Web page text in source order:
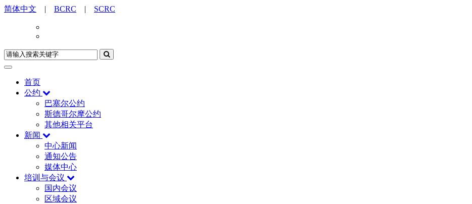
简体中文 | BCRC | SCRC
首页
公约
巴塞尔公约
斯德哥尔摩公约
其他相关平台
新闻
中心新闻
通知公告
媒体中心
培训与会议
国内会议
区域会议